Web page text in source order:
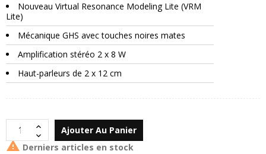
Nouveau Virtual Resonance Modeling Lite (VRM
Lite)
Mécanique GHS avec touches noires mates
Amplification stéréo 2 x 8 W
Haut-parleurs de 2 x 12 cm
Ajouter Au Panier
 Derniers articles en stock